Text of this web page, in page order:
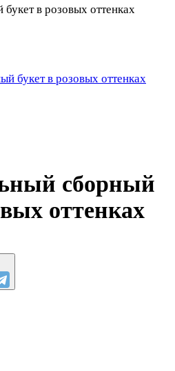
в розовых оттенках
сборный
оттенках